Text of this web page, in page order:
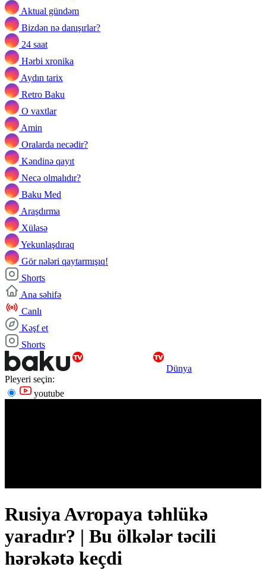
Aktual gündəm
Bizdən nə danışırlar?
24 saat
Hərbi xronika
Aydın tarix
Retro Baku
O vaxtlar
Amin
Oralarda necədir?
Kəndinə qayıt
Necə olmalıdır?
Baku Med
Araşdırma
Xülasə
Yekunlaşdıraq
Gör nələri qaytarmışıq!
Shorts
Ana səhifə
Canlı
Kəşf et
Shorts
Dünya
Pleyeri seçin:
youtube
Rusiya Avropaya təhlükə
yaradır? | Bu ölkələr təcili
hərəkətə keçdi